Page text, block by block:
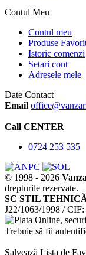
Contul Meu
Contul meu
Produse
Istoric comenzi
Setari cont
Adresele mele
Date Contact
Email
Call CENTER
0724 253 535
© 1998 - 2026
drepturile rezervate.
SC STIL
J22/1063/1998 /
Trebuie să fii
Salvează Lista de